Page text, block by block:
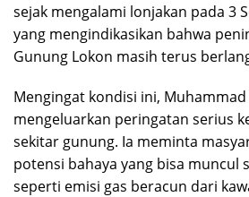
sejak mengalami lonjakan pada 3
yang mengindikasikan bahwa
Gunung Lokon masih terus
Mengingat kondisi ini, Muhammad
mengeluarkan peringatan serius
sekitar gunung. Ia meminta
potensi bahaya yang bisa muncul
seperti emisi gas beracun dari